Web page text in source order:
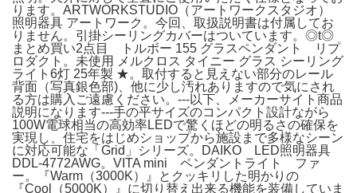
ります。ARTWORKSTUDIO（アートワークスタジオ）
照明器具 アートワーク。今回、取扱説明書は付属してお
りません。引掛シーリングカバーはついています。◎t◎
まとめ買い2点目 トルボー 155 グラスペンダント リプ
ロダクト。未使用 メルクロス タイニー グラス シーリング
ライト6灯 25年製 ★。取付すると見えない部分のレール
背面（写真銀色部)、他に少し汚れありますので気にされ
る方は購入ご遠慮ください。---以下、メーカーサイト商品
説明になります---手の平サイズのコンパクト設計ながら
100W電球相当の高効率LEDで驚くほどの明るさの確保を
実現し、住宅をはじめショップから施設まで多様なシーン
に対応可能な「Grid」シリーズ。DAIKO LED照明器具
DDL-4772AWG。VITA mini ペンダントライト ファ
ー。『Warm（3000K）』とクッキリした明かりの
『Cool（5000K）』に切り替え出来る機能を装備していま